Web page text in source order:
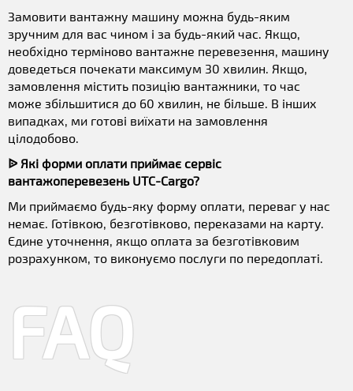
Замовити вантажну машину можна будь-яким
зручним для вас чином і за будь-який час. Якщо,
необхідно терміново вантажне перевезення, машину
доведеться почекати максимум 30 хвилин. Якщо,
замовлення містить позицію вантажники, то час
може збільшитися до 60 хвилин, не більше. В інших
випадках, ми готові виїхати на замовлення
цілодобово.
ᐉ Які форми оплати приймає сервіс
вантажоперевезень UTC-Cargo?
Ми приймаємо будь-яку форму оплати, переваг у нас
немає. Готівкою, безготівково, переказами на карту.
Єдине уточнення, якщо оплата за безготівковим
розрахунком, то виконуємо послуги по передоплаті.
FAQ